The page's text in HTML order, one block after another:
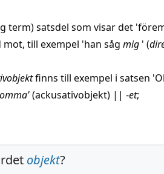
term)satsdel som visar det '
till exempel 'han såg mig ' (
finns till exempel i satsen
'(ackusativobjekt) || -et;
objekt?